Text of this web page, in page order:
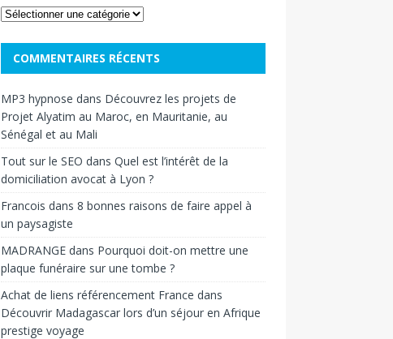
COMMENTAIRES RÉCENTS
MP3 hypnose dans Découvrez les projets de
Projet Alyatim au Maroc, en Mauritanie, au
Sénégal et au Mali
Tout sur le SEO dans Quel est l’intérêt de la
domiciliation avocat à Lyon ?
Francois dans 8 bonnes raisons de faire appel à
un paysagiste
MADRANGEdans Pourquoi doit-on mettre une
plaque funéraire sur une tombe ?
Achat de liens référencement France dans
Découvrir Madagascar lors d’un séjour en Afrique
prestige voyage